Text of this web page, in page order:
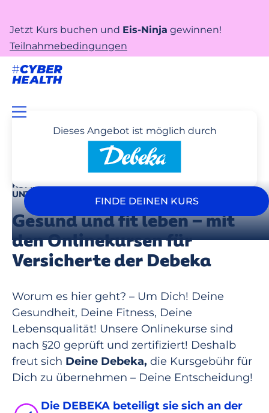
Jetzt Kurs buchen und Eis-Ninja gewinnen!
Teilnahmebedingungen
Dieses Angebot ist möglich durch
KOMM IN DEN FLOW –
UNTERSTÜTZT DURCH DEINE DEBEKA!
Gesund und fit leben – mit
den Onlinekursen für
Versicherte der Debeka
Worum es hier geht? – Um Dich! Deine
Gesundheit, Deine Fitness, Deine
Lebensqualität! Unsere Onlinekurse sind
nach §20 geprüft und zertifiziert! Deshalb
freut sich Deine Debeka, die Kursgebühr für
Dich zu übernehmen – Deine Entscheidung!
Die DEBEKA beteiligt sie sich an der
FINDE DEINEN KURS